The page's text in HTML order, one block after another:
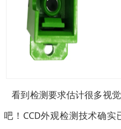
看到检测要求估计很多视
吧！CCD外观检测技术确